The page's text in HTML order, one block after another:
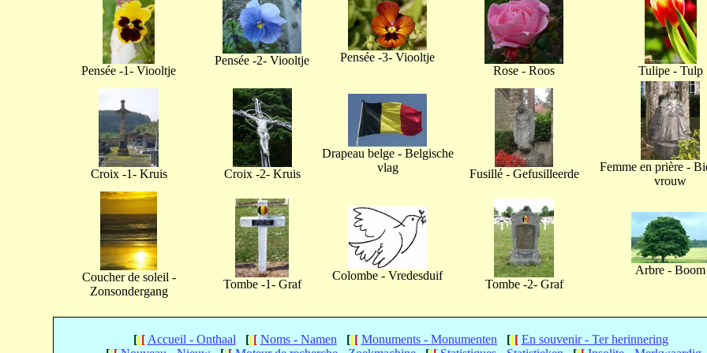
Pensée -1- Viooltje
Pensée -2- Viooltje
Pensée -3- Viooltje
Rose - Roos
Tulipe - Tulp
Croix -1- Kruis Croix -2- Kruis
Drapeau belge - Belgische
vlag
Fusillé - Gefusilleerde
Femme en prière -
vrouw
Coucher de soleil -
Zonsondergang
Tombe -1- Graf
Colombe - Vredesduif
Tombe -2- Graf
Arbre - Boom
[[[ Accueil - Onthaal [[[ Noms - Namen [[[ Monuments - Monumenten [[[ En souvenir - Ter herinnering